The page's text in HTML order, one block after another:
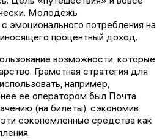
Молодежь
эмоционального потребления на
процентный доход.
возможности, которые
Грамотная стратегия для
например,
ее оператором был Почта
(на билеты), сэкономив
сэкономленные средства как